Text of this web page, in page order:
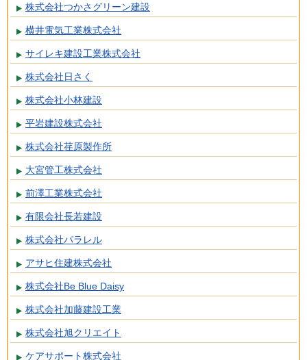
株式会社つかさグリーン建設
横井電気工業株式会社
サイレキ建設工業株式会社
株式会社日さく
株式会社小林建設
平岩建設株式会社
株式会社荏原製作所
大宮管工株式会社
前澤工業株式会社
有限会社長若建設
株式会社パラレル
アサヒ住建株式会社
株式会社Be Blue Daisy
株式会社加藤建設工業
株式会社旭クリエイト
ケアサポート株式会社